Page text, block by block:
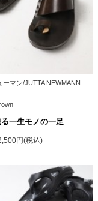
ーマン/JUTTA NEWMANN
一生モノの一足
円(税込)